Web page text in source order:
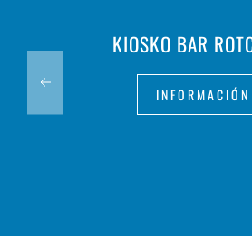
KIOSKO BAR
INFORMACIÓN